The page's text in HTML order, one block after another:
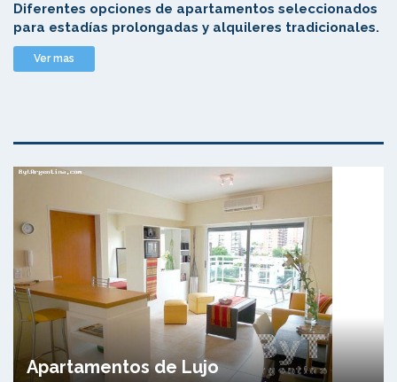
Diferentes opciones de apartamentos seleccionados
para estadías prolongadas y alquileres tradicionales.
Ver mas
Apartamentos de Lujo